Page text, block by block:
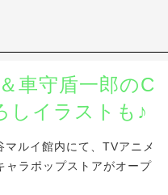
車守盾一郎のC
しイラストも♪
ルイ館内にて、TVアニメ
ャラポップストアがオープ